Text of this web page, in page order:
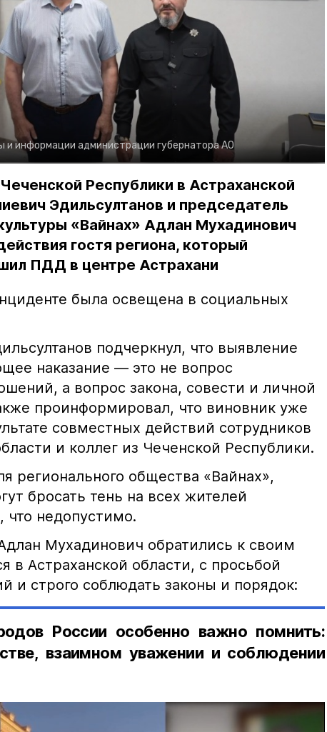
и информации администрации губернатора АО
Республики в Астраханской
Эдильсултанов и председатель
«Вайнах» Адлан Мухадинович
гостя региона, который
ПДД в центре Астрахани
была освещена в социальных
подчеркнул, что выявление
наказание — это не вопрос
а вопрос закона, совести и личной
проинформировал, что виновник уже
совместных действий сотрудников
и коллег из Чеченской Республики.
регионального общества «Вайнах»,
бросать тень на всех жителей
что недопустимо.
Мухадинович обратились к своим
в Астраханской области, с просьбой
и строго соблюдать законы и порядок:
России особенно важно помнить:
взаимном уважении и соблюдении